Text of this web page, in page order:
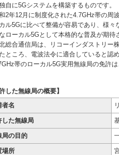
自に5Gシステムを構築するものです。
2年12月に制度化された4.7GHz帯の周
ル5Gに比べて整備が容易であり、様
ローカル5Gとして本格的な普及が期待
総合通信局は、リコーインダストリー
ところ、電波法令に適合していると認
帯のローカル5G実用無線局の免許は
許した無線局の概要】
者名
した無線局
局の目的
場所